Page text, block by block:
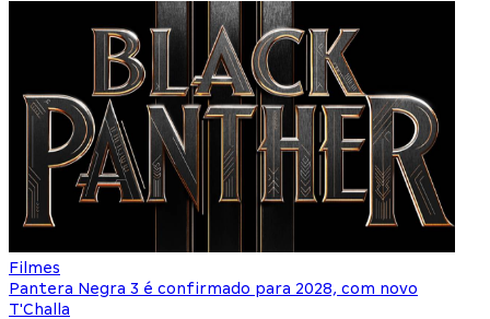
Filmes
Pantera Negra 3 é confirmado para 2028, com novo
T'Challa